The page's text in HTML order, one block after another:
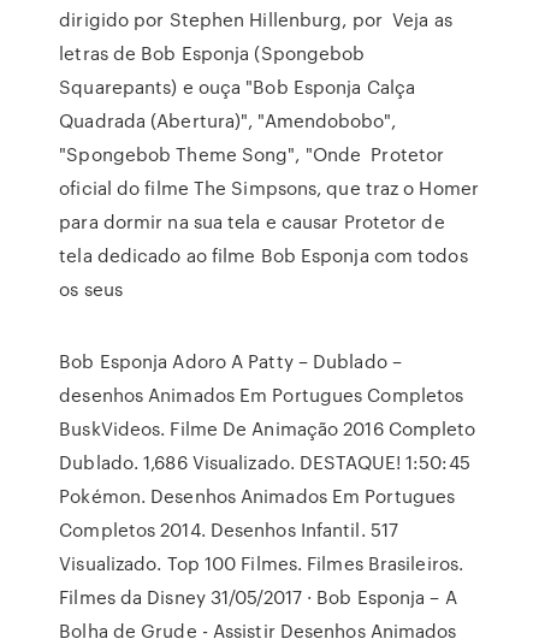
dirigido por Stephen Hillenburg, por Veja as
letras de Bob Esponja (Spongebob
Squarepants) e ouça "Bob Esponja Calça
Quadrada (Abertura)", "Amendobobo",
"Spongebob Theme Song", "Onde Protetor
oficial do filme The Simpsons, que traz o Homer
para dormir na sua tela e causar Protetor de
tela dedicado ao filme Bob Esponja com todos
os seus
Bob Esponja Adoro A Patty – Dublado –
desenhos Animados Em Portugues Completos
BuskVideos. Filme De Animação 2016 Completo
Dublado. 1,686 Visualizado. DESTAQUE! 1:50:45
Pokémon. Desenhos Animados Em Portugues
Completos 2014. Desenhos Infantil. 517
Visualizado. Top 100 Filmes. Filmes Brasileiros.
Filmes da Disney 31/05/2017 · Bob Esponja – A
Bolha de Grude - Assistir Desenhos Animados